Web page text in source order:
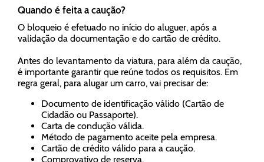
Quando é feita a caução?
O bloqueio é efetuado no início do aluguer, após a
validação da documentação e do cartão de crédito.
Antes do levantamento da viatura, para além da caução,
é importante garantir que reúne todos os requisitos. Em
regra geral, para alugar um carro, vai precisar de:
Documento de identificação válido (Cartão de
Cidadão ou Passaporte).
Carta de condução válida.
Método de pagamento aceite pela empresa.
Cartão de crédito válido para a caução.
Comprovativo de reserva.